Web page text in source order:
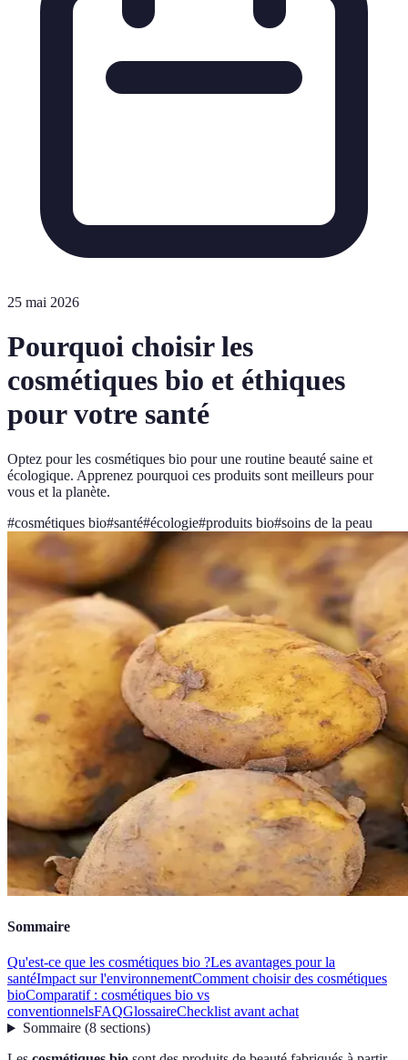
25 mai 2026
Pourquoi choisir les
cosmétiques bio et éthiques
pour votre santé
Optez pour les cosmétiques bio pour une routine beauté saine et
écologique. Apprenez pourquoi ces produits sont meilleurs pour
vous et la planète.
#cosmétiques bio#santé#écologie#produits bio#soins de la peau
Sommaire
Qu'est-ce que les cosmétiques bio ?Les avantages pour la
santéImpact sur l'environnementComment choisir des cosmétiques
bioComparatif : cosmétiques bio vs
conventionnelsFAQGlossaireChecklist avant achat
Sommaire(8 sections)